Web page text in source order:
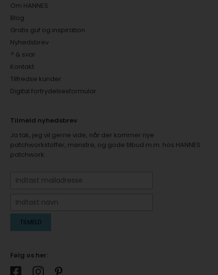
Om HANNES
Blog
Gratis guf og inspiration
Nyhedsbrev
? & svar
Kontakt
Tilfredse kunder
Digital fortrydelsesformular
Tilmeld nyhedsbrev
Ja tak, jeg vil gerne vide, når der kommer nye
patchworkstoffer, mønstre, og gode tilbud m.m. hos HANNES
patchwork.
Følg os her: